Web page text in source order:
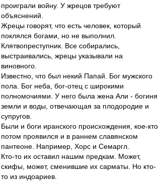
проиграли войну. У жрецов требуют
объяснений.
Жрецы говорят, что есть человек, который
поклялся богами, но не выполнил.
Клятвопреступник. Все собирались,
выстраивались, жрецы указывали на
виновного.
Известно, что был некий Папай. Бог мужского
пола. Бог неба, бог-отец с широкими
полномочиями. У него была жена Али - богиня
земли и воды, отвечающая за плодородие и
супругов.
Были и боги иранского происхождения, кое-кто
потом проявился и в раннем славянском
пантеоне. Например, Хорс и Семаргл.
Кто-то их оставил нашим предкам. Может,
скифы, может, сменившие их сарматы. Но кто-
то из индоариев.